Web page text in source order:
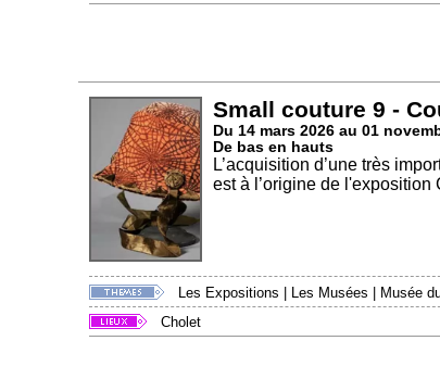
Small couture 9 -
Du 14 mars 2026 au 01
De bas en hauts
L’acquisition d’une très
est à l’origine de l'exposition
Les Expositions | Les Musées | Musée
Cholet